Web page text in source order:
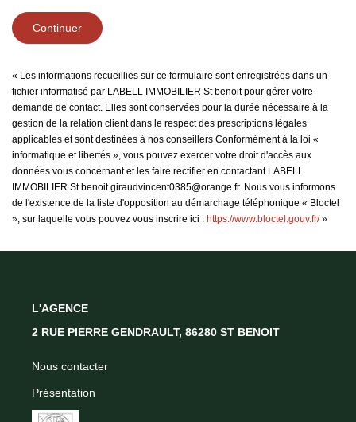
Continuer
« Les informations recueillies sur ce formulaire sont enregistrées dans un
fichier informatisé par LABELL IMMOBILIER St benoit pour gérer votre
demande de contact. Elles sont conservées pour la durée nécessaire à la
gestion de la relation client dans le respect des prescriptions légales
applicables et sont destinées à nos conseillers Conformément à la loi «
informatique et libertés », vous pouvez exercer votre droit d'accès aux
données vous concernant et les faire rectifier en contactant LABELL
IMMOBILIER St benoit giraudvincent0385@orange.fr. Nous vous informons
de l'existence de la liste d'opposition au démarchage téléphonique « Bloctel
», sur laquelle vous pouvez vous inscrire ici : https://www.bloctel.gouv.fr/»
L'AGENCE
2 RUE PIERRE GENDRAULT, 86280 ST BENOIT
Nous contacter
Présentation